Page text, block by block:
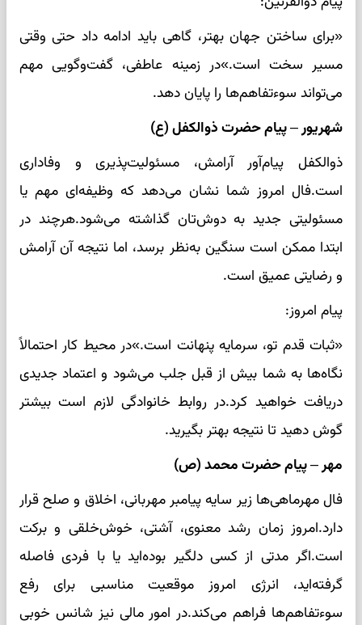
«برای ساختن جهان بهتر، گاهی باید ادامه داد حتی وقتی
مسیر سخت است.»در زمینه عاطفی، گفت‌وگویی مهم
می‌تواند سوءتفاهم‌ها را پایان دهد.
شهریور – پیام حضرت ذوالکفل (ع)
ذوالکفل پیام‌آور آرامش، مسئولیت‌پذیری و وفاداری
است.فال امروز شما نشان می‌دهد که وظیفه‌ای مهم یا
مسئولیتی جدید به دوش‌تان گذاشته می‌شود.هرچند در
ابتدا ممکن است سنگین به‌نظر برسد، اما نتیجه آن آرامش
و رضایتی عمیق است.
پیام امروز:
«ثبات قدم تو، سرمایه پنهانت است.»در محیط کار احتمالاً
نگاه‌ها به شما بیش از قبل جلب می‌شود و اعتماد جدیدی
دریافت خواهید کرد.در روابط خانوادگی لازم است بیشتر
گوش دهید تا نتیجه بهتر بگیرید.
مهر – پیام حضرت محمد (ص)
فال مهرماهی‌ها زیر سایه پیامبر مهربانی، اخلاق و صلح قرار
دارد.امروز زمان رشد معنوی، آشتی، خوش‌خلقی و برکت
است.اگر مدتی از کسی دلگیر بوده‌اید یا با فردی فاصله
گرفته‌اید، انرژی امروز موقعیت مناسبی برای رفع
سوءتفاهم‌ها فراهم می‌کند.در امور مالی نیز شانس خوبی